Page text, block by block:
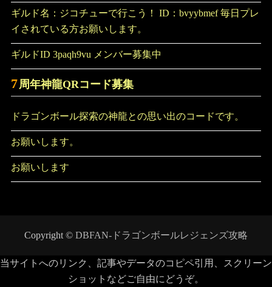
ギルド名：ジコチューで行こう！ ID：bvyybmef 毎日プレ
イされている方お願いします。
ギルドID 3paqh9vu メンバー募集中
7周年神龍QRコード募集
ドラゴンボール探索の神龍との思い出のコードです。
お願いします。
お願いします
Copyright © DBFAN-ドラゴンボールレジェンズ攻略
当サイトへのリンク、記事やデータのコピペ引用、スクリーン
ショットなどご自由にどうぞ。